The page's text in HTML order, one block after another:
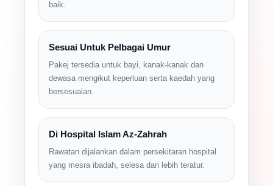
baik.
Sesuai Untuk Pelbagai Umur
Pakej tersedia untuk bayi, kanak-kanak dan
dewasa mengikut keperluan serta kaedah yang
bersesuaian.
Di Hospital Islam Az-Zahrah
Rawatan dijalankan dalam persekitaran hospital
yang mesra ibadah, selesa dan lebih teratur.